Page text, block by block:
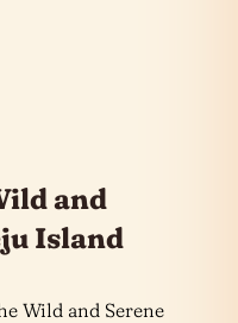
and
Island
Wild and Serene